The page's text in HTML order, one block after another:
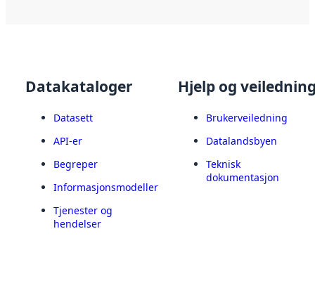
Datakataloger
Datasett
API-er
Begreper
Informasjonsmodeller
Tjenester og
hendelser
Hjelp og
Brukerveiledning
Datalandsbyen
Teknisk
dokumentasjon